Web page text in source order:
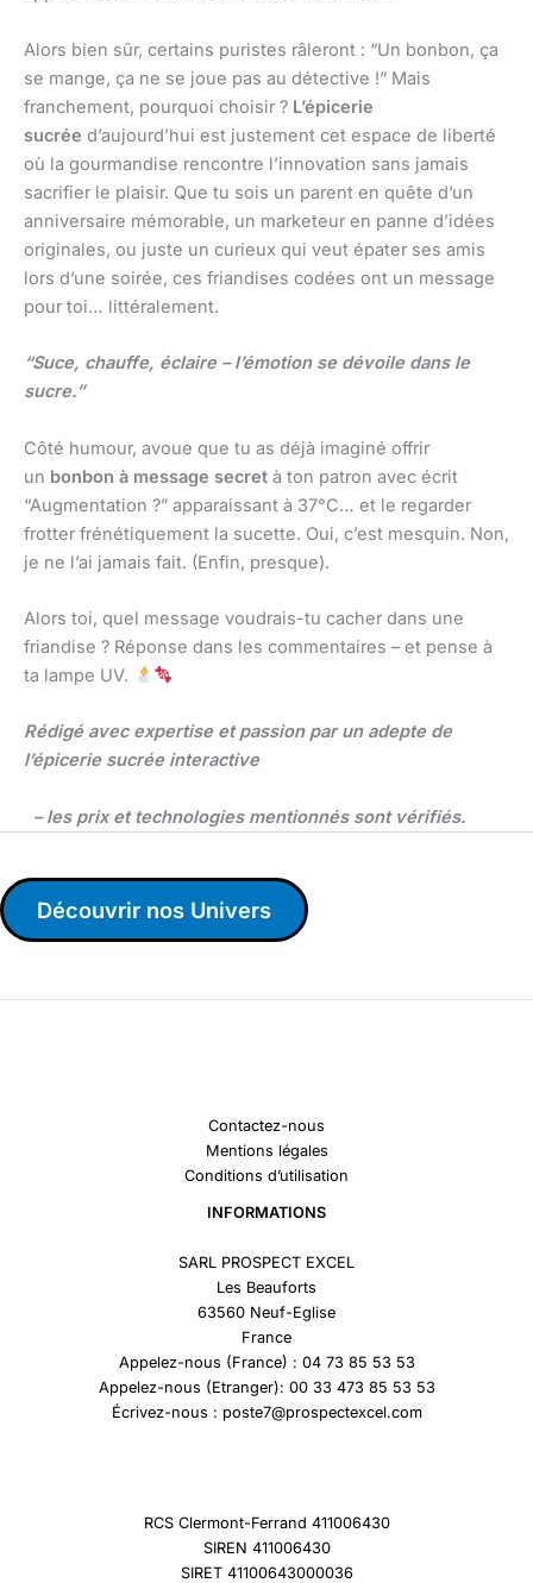
Alors bien sûr, certains puristes râleront : “Un bonbon, ça
se mange, ça ne se joue pas au détective !” Mais
franchement, pourquoi choisir ? L’épicerie
sucrée d’aujourd’hui est justement cet espace de liberté
où la gourmandise rencontre l’innovation sans jamais
sacrifier le plaisir. Que tu sois un parent en quête d’un
anniversaire mémorable, un marketeur en panne d’idées
originales, ou juste un curieux qui veut épater ses amis
lors d’une soirée, ces friandises codées ont un message
pour toi… littéralement.
“Suce, chauffe, éclaire – l’émotion se dévoile dans le
sucre.”
Côté humour, avoue que tu as déjà imaginé offrir
un bonbon à message secret à ton patron avec écrit
“Augmentation ?” apparaissant à 37°C… et le regarder
frotter frénétiquement la sucette. Oui, c’est mesquin. Non,
je ne l’ai jamais fait. (Enfin, presque).
Alors toi, quel message voudrais-tu cacher dans une
friandise ? Réponse dans les commentaires – et pense à
ta lampe UV.
Rédigé avec expertise et passion par un adepte de
l’épicerie sucrée interactive
– les prix et technologies mentionnés sont vérifiés.
Découvrir nos Univers
Contactez-nous
Mentions légales
Conditions d’utilisation
INFORMATIONS
SARL PROSPECT EXCEL
Les Beauforts
63560 Neuf-Eglise
France
Appelez-nous (France) : 04 73 85 53 53
Appelez-nous (Etranger): 00 33 473 85 53 53
Écrivez-nous : poste7@prospectexcel.com
RCS Clermont-Ferrand 411006430
SIREN 411006430
SIRET 41100643000036